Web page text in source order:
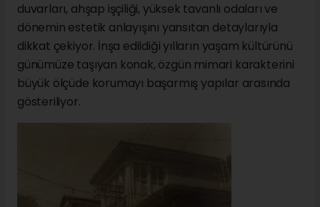
duvarları, ahşap işçiliği, yüksek tavanlı odaları ve
dönemin estetik anlayışını yansıtan detaylarıyla
dikkat çekiyor. İnşa edildiği yılların yaşam kültürünü
günümüze taşıyan konak, özgün mimari karakterini
büyük ölçüde korumayı başarmış yapılar arasında
gösteriliyor.